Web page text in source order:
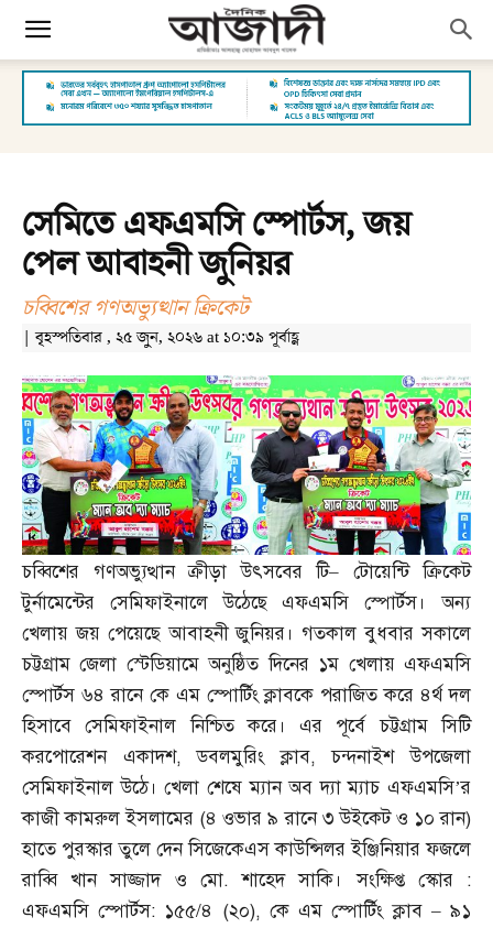
সেমিতে এফএমসি স্পোর্টস, জয়
পেল আবাহনী জুনিয়র
চব্বিশের গণঅভ্যুত্থান ক্রিকেট
| বৃহস্পতিবার , ২৫ জুন, ২০২৬ at ১০:৩৯ পূর্বাহ্ণ
চব্বিশের গণঅভ্যুত্থান ক্রীড়া উৎসবের টি– টোয়েন্টি ক্রিকেট
টুর্নামেন্টের সেমিফাইনালে উঠেছে এফএমসি স্পোর্টস। অন্য
খেলায় জয় পেয়েছে আবাহনী জুনিয়র। গতকাল বুধবার সকালে
চট্টগ্রাম জেলা স্টেডিয়ামে অনুষ্ঠিত দিনের ১ম খেলায় এফএমসি
স্পোর্টস ৬৪ রানে কে এম স্পোর্টিং ক্লাবকে পরাজিত করে ৪র্থ দল
হিসাবে সেমিফাইনাল নিশ্চিত করে। এর পূর্বে চট্টগ্রাম সিটি
করপোরেশন একাদশ,ডবলমুরিং ক্লাব,চন্দনাইশ উপজেলা
সেমিফাইনাল উঠে। খেলা শেষে ম্যান অব দ্যা ম্যাচ এফএমসি’র
কাজী কামরুল ইসলামের (৪ ওভার ৯ রানে ৩ উইকেট ও ১০ রান)
হাতে পুরস্কার তুলে দেন সিজেকেএস কাউন্সিলর ইঞ্জিনিয়ার ফজলে
রাব্বি খান সাজ্জাদ ও মো.শাহেদ সাকি। সংক্ষিপ্ত স্কোর :
এফএমসি স্পোর্টস: ১৫৫/৪ (২০), কে এম স্পোর্টিং ক্লাব –৯১